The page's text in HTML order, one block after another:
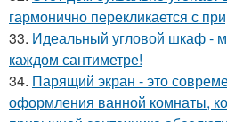
гармонично перекликается с
33. Идеальный угловой шкаф -
каждом сантиметре!
34. Парящий экран - это
оформления ванной комнаты,